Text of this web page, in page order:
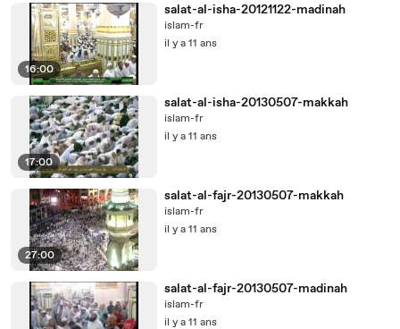
16:00
salat-al-isha-20121122-madinah
islam-fr
il y a 11 ans
17:00
salat-al-isha-20130507-makkah
islam-fr
il y a 11 ans
27:00
salat-al-fajr-20130507-makkah
islam-fr
il y a 11 ans
salat-al-fajr-20130507-madinah
islam-fr
il y a 11 ans